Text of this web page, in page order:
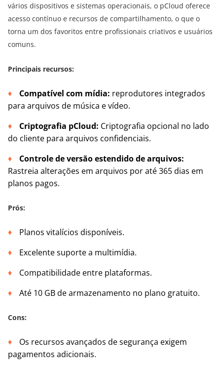
vários dispositivos e sistemas operacionais, o pCloud oferece
acesso contínuo e recursos de compartilhamento, o que o
torna um dos favoritos entre profissionais criativos e usuários
comuns.
Principais recursos:
Compatível com mídia: reprodutores integrados
para arquivos de música e vídeo.
Criptografia pCloud: Criptografia opcional no lado
do cliente para arquivos confidenciais.
Controle de versão estendido de arquivos:
Rastreia alterações em arquivos por até 365 dias em
planos pagos.
Prós:
Planos vitalícios disponíveis.
Excelente suporte a multimídia.
Compatibilidade entre plataformas.
Até 10 GB de armazenamento no plano gratuito.
Cons:
Os recursos avançados de segurança exigem
pagamentos adicionais.